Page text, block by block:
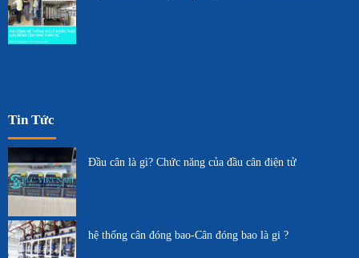
Tin Tức
Đầu cân là gì? Chức năng của đầu cân điện tử
hệ thống cân đóng bao-Cân đóng bao là gi ?